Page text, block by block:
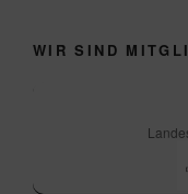
WIR SIND